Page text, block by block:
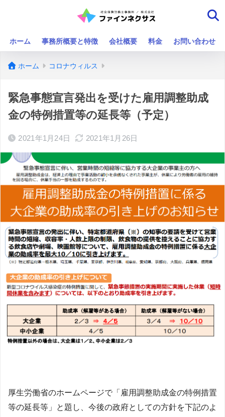
ホーム 事務所概要と特徴 会社概要 料金 お問い合わせ
ホーム コロナウィルス
緊急事態宣言発出を受けた雇用調整助成
金の特例措置等の延長等（予定）
2021年1月24日 2021年1月26日
厚生労働省のホームページで「雇用調整助成金の特例措置
等の延長等」と題し、今後の政府としての方針を下記のよ